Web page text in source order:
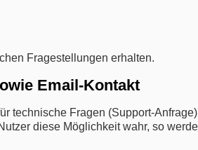
Fragestellungen erhalten.
Email-Kontakt
technische Fragen (Support-
diese Möglichkeit wahr, so